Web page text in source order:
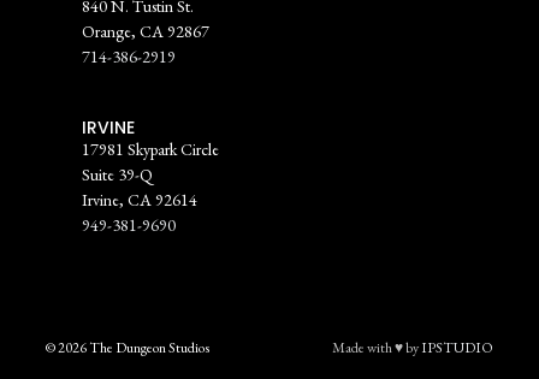
840 N. Tustin St.
Orange, CA 92867
714-386-2919
IRVINE
17981 Skypark Circle
Suite 39-Q
Irvine, CA 92614
949-381-9690
© 2026 The Dungeon Studios Made with ♥ byIPSTUDIO